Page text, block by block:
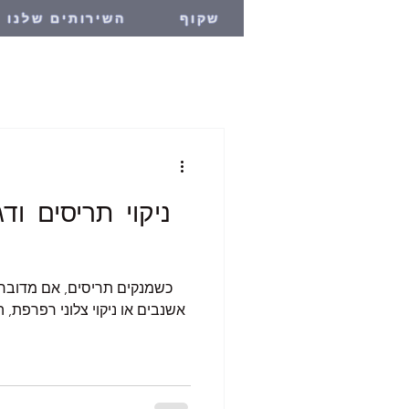
שקוף השירותים שלנו
ניקוי תריסים
כשמנקים תריסים, אם מדובר
אשנבים או ניקוי צלוני